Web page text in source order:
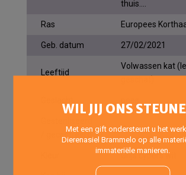
thuis....
Ras Europees
Geb. datum 27/02/2021
Leeftijd
Volwassen kat
/ gecastreerd
ja
Grijs cypers wit
WIL JIJ ONS
Met een gift ondersteunt u het
Dierenasiel Brammelo op alle
immateriële manieren.